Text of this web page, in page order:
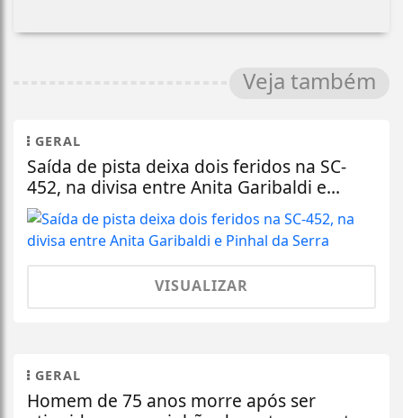
Veja também
GERAL
Saída de pista deixa dois feridos na SC-
452, na divisa entre Anita Garibaldi e...
VISUALIZAR
GERAL
Homem de 75 anos morre após ser